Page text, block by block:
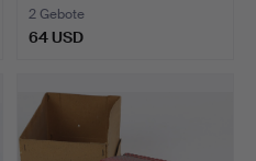
2 Gebote
64 USD